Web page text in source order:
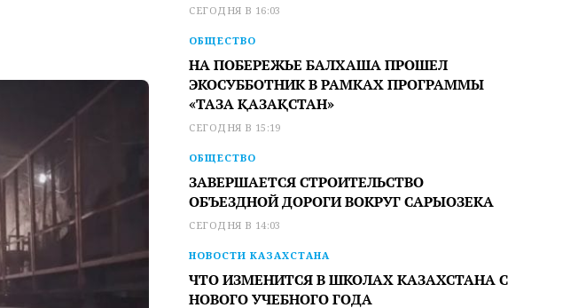
СЕГОДНЯ В 16:03
ОБЩЕСТВО
НА ПОБЕРЕЖЬЕ БАЛХАША ПРОШЕЛ
ЭКОСУББОТНИК В РАМКАХ ПРОГРАММЫ
«ТАЗА ҚАЗАҚСТАН»
СЕГОДНЯ В 15:19
ОБЩЕСТВО
ЗАВЕРШАЕТСЯ СТРОИТЕЛЬСТВО
ОБЪЕЗДНОЙ ДОРОГИ ВОКРУГ САРЫОЗЕКА
СЕГОДНЯ В 14:03
НОВОСТИ КАЗАХСТАНА
ЧТО ИЗМЕНИТСЯ В ШКОЛАХ КАЗАХСТАНА С
НОВОГО УЧЕБНОГО ГОДА